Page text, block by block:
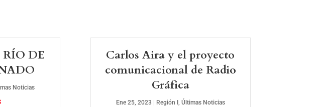
DE
Noticias
Carlos Aira y el proyecto
comunicacional de Radio
Gráfica
Ene 25, 2023 Región I , Últimas Noticias